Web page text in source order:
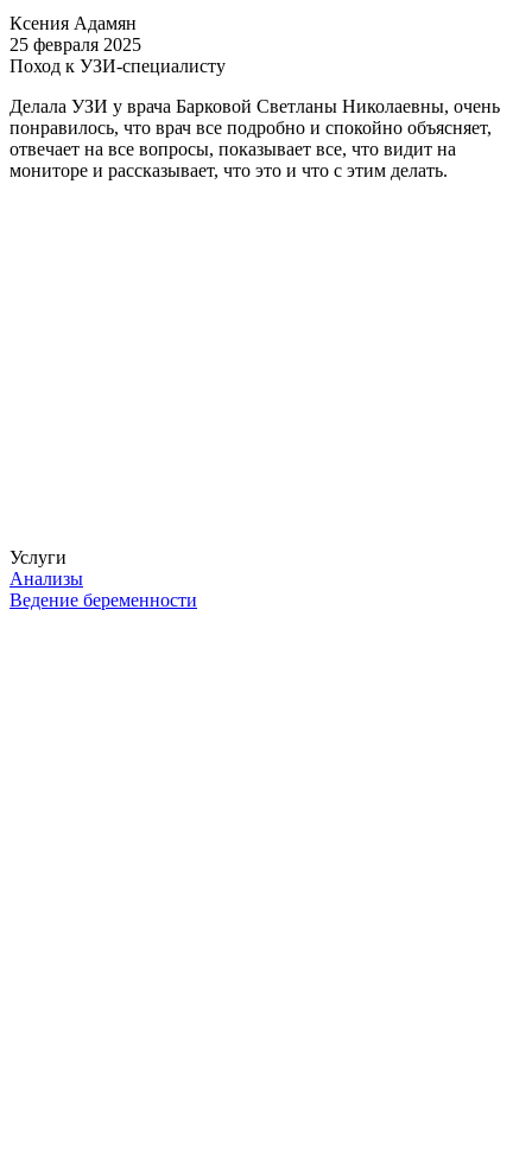
Ксения Адамян
25 февраля 2025
Поход к УЗИ-специалисту
Делала УЗИ у врача Барковой Светланы Николаевны, очень
понравилось, что врач все подробно и спокойно объясняет,
отвечает на все вопросы, показывает все, что видит на
мониторе и рассказывает, что это и что с этим делать.
Услуги
Анализы
Ведение беременности